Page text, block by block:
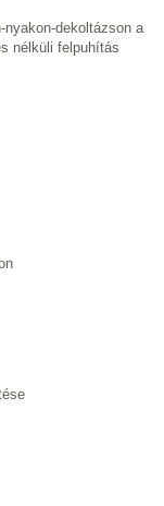
nyakon-dekoltázson a
nélküli felpuhítás